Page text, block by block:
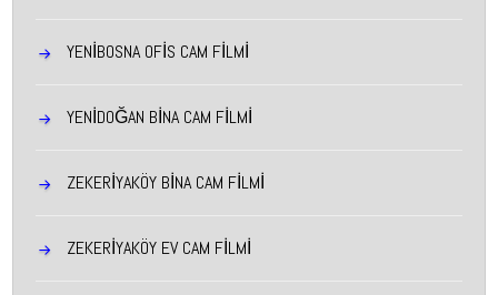
YENIBOSNA OFIS CAM FILMI
YENIDOĞAN BINA CAM FILMI
ZEKERIYAKÖY BINA CAM FILMI
ZEKERIYAKÖY EV CAM FILMI